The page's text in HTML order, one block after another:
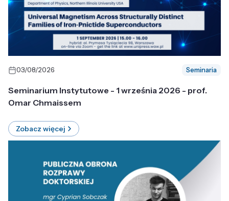
03/08/2026 Seminaria
Seminarium Instytutowe - 1 września 2026 - prof.
Omar Chmaissem
Zobacz więcej